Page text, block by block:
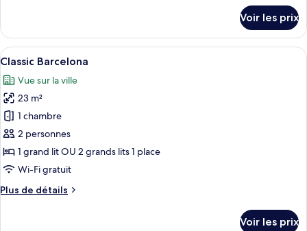
pour
1
personne
le
type
de
Chambre
Double
Deluxe
pour
personne
Voir les prix
Afficher
toutes
les
photos
pour
ce
type
de
chambre :
Classic
Une chambre d’hôtel avec deux lits,
6
Classic Barcelona
Vue sur la ville
23 m²
1 chambre
2 personnes
1 grand lit OU 2 grands lits 1 place
Wi-Fi gratuit
Plus de détails
Plus
Voir les prix